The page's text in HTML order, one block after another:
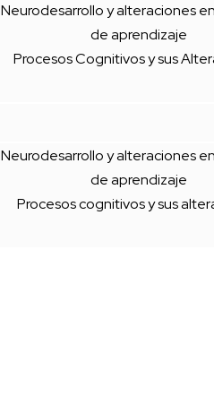
Neurodesarrollo y alteraciones
de aprendizaje
Procesos Cognitivos y sus
Neurodesarrollo y alteraciones
de aprendizaje
Procesos cognitivos y sus